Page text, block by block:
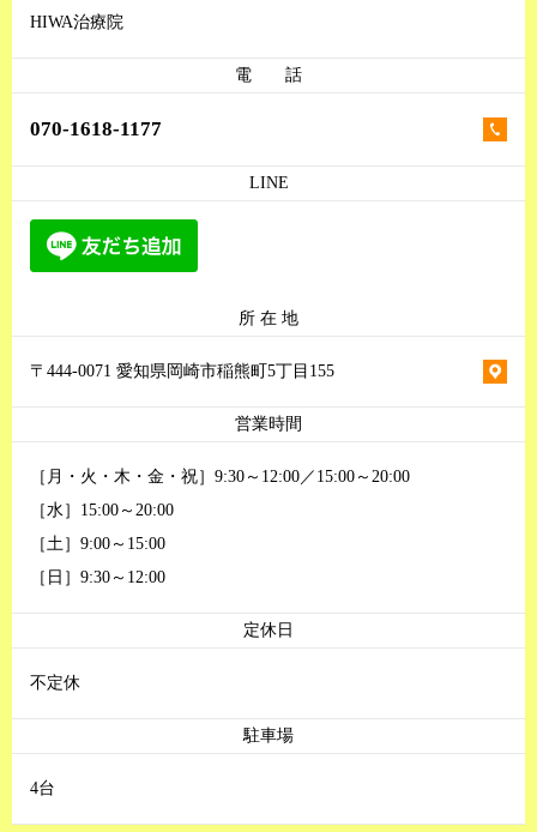
HIWA治療院
電 話
070-1618-1177
LINE
所 在 地
〒444-0071 愛知県岡崎市稲熊町5丁目155
営業時間
［月・火・木・金・祝］9:30～12:00／15:00～20:00
［水］15:00～20:00
［土］9:00～15:00
［日］9:30～12:00
定休日
不定休
駐車場
4台